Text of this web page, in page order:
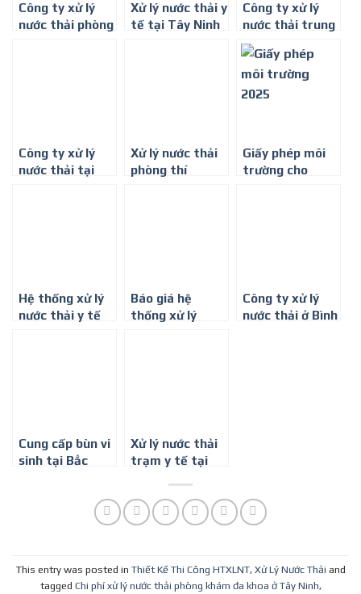
Công ty xử lý
nước thải phòng
Xử lý nước thải y
tế tại Tây Ninh
Công ty xử lý
nước thải trung
tâm y tế dự
phòng trên
toàn Quốc
Công ty xử lý
nước thải tại
Xử lý nước thải
phòng thí
Giấy phép môi
trường cho
Hệ thống xử lý
nước thải y tế
Báo giá hệ
thống xử lý
Công ty xử lý
nước thải ở Bình
Cung cấp bùn vi
sinh tại Bắc
Xử lý nước thải
trạm y tế tại
This entry was posted in Thiết Kế Thi Công HTXLNT, Xử Lý Nước Thải and
tagged Chi phí xử lý nước thải phòng khám đa khoa ở Tây Ninh,